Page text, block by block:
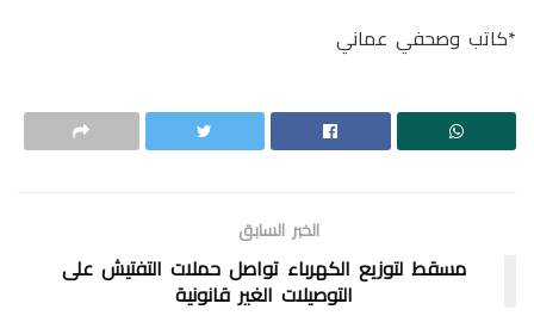
*كاتب وصحفي عماني
الخبر السابق
مسقط لتوزيع الكهرباء تواصل حملات التفتيش على
التوصيلات الغير قانونية